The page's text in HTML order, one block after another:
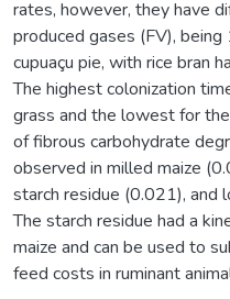
rates, however, they have
produced gases (FV),
cupuaçu pie, with rice bran
The highest colonization
grass and the lowest for
of fibrous carbohydrate
observed in milled maize
starch residue (0.021), and
The starch residue had a
maize and can be used to
feed costs in ruminant